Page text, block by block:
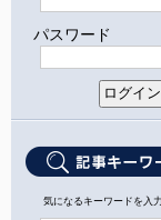
パスワード
気になるキーワードを入